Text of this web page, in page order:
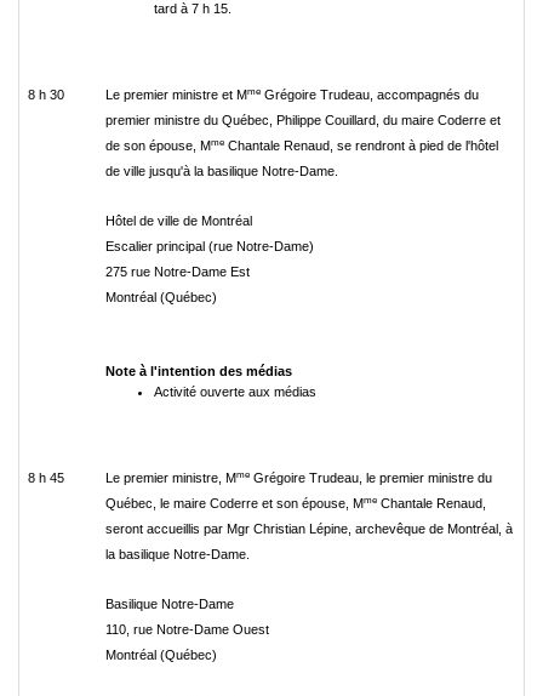
tard à 7 h 15.
8 h 30 Le premier ministre et Mme Grégoire Trudeau, accompagnés du
premier ministre du Québec, Philippe Couillard, du maire Coderre et
de son épouse, Mme Chantale Renaud, se rendront à pied de l'hôtel
de ville jusqu'à la basilique Notre-Dame.
Hôtel de ville de Montréal
Escalier principal (rue Notre-Dame)
275 rue Notre-Dame Est
Montréal (Québec)
Note à l'intention des médias
Activité ouverte aux médias
8 h 45 Le premier ministre, Mme Grégoire Trudeau, le premier ministre du
Québec, le maire Coderre et son épouse, Mme Chantale Renaud,
seront accueillis par Mgr Christian Lépine, archevêque de Montréal, à
la basilique Notre-Dame.
Basilique Notre-Dame
110, rue Notre-Dame Ouest
Montréal (Québec)